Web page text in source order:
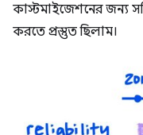
কাস্টমাইজেশনের জন্য
করতে প্রস্তুত ছিলাম।